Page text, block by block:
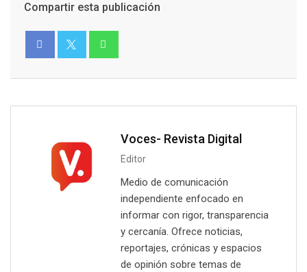
Compartir esta publicación
Voces- Revista Digital
Editor
Medio de comunicación
independiente enfocado en
informar con rigor, transparencia
y cercanía. Ofrece noticias,
reportajes, crónicas y espacios
de opinión sobre temas de